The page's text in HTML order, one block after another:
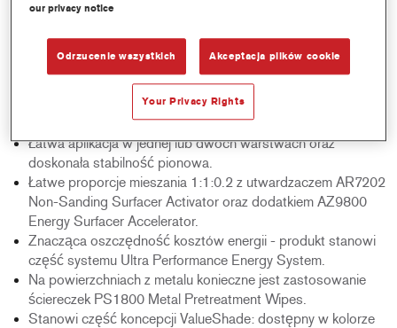
Produkt gotowy do daleszej pracy po zaledwie 5 minutach
suszenia na powietrzu, w zależności od warunków
klimatycznych. Suszenie wymuszone nie jest konieczne.
Wysokiej jakości powłoka zapewnia doskonały połysku
warstwy nawierzchniowej.
Łatwa aplikacja w jednej lub dwóch warstwach oraz
doskonała stabilność pionowa.
Łatwe proporcje mieszania 1:1:0.2 z utwardzaczem AR7202
Non-Sanding Surfacer Activator oraz dodatkiem AZ9800
Energy Surfacer Accelerator.
Znacząca oszczędność kosztów energii - produkt stanowi
część systemu Ultra Performance Energy System.
Na powierzchniach z metalu konieczne jest zastosowanie
ściereczek PS1800 Metal Pretreatment Wipes.
Stanowi część koncepcji ValueShade: dostępny w kolorze
our privacy notice
Odrzucenie wszystkich Akceptacja plików cookie
Your Privacy Rights